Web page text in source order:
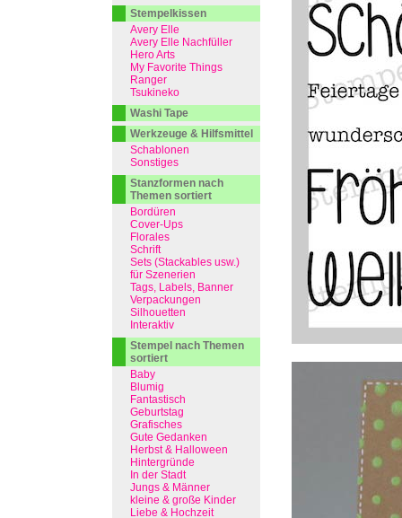
Stempelkissen
Avery Elle
Avery Elle Nachfüller
Hero Arts
My Favorite Things
Ranger
Tsukineko
Washi Tape
Werkzeuge & Hilfsmittel
Schablonen
Sonstiges
Stanzformen nach
Themen sortiert
Bordüren
Cover-Ups
Florales
Schrift
Sets (Stackables usw.)
für Szenerien
Tags, Labels, Banner
Verpackungen
Silhouetten
Interaktiv
Stempel nach Themen
sortiert
Baby
Blumig
Fantastisch
Geburtstag
Grafisches
Gute Gedanken
Herbst & Halloween
Hintergründe
In der Stadt
Jungs & Männer
kleine & große Kinder
Liebe & Hochzeit